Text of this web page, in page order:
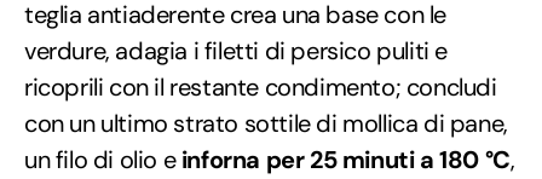
teglia antiaderente crea una base con le
verdure, adagia i filetti di persico puliti e
ricoprili con il restante condimento; concludi
con un ultimo strato sottile di mollica di pane,
un filo di olio einforna per 25 minuti a 180 °C,